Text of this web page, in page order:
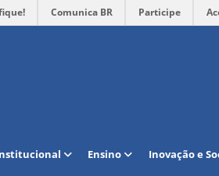
Comunica BR Participe
Ensino Inovação e